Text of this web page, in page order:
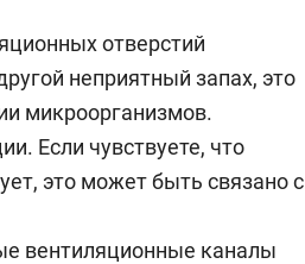
отверстий
неприятный запах, это
микроорганизмов.
Если чувствуете, что
это может быть связано с
вентиляционные каналы